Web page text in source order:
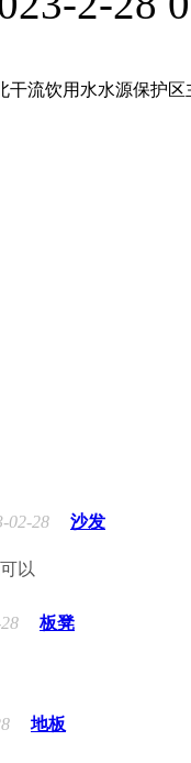
干流饮用水水源保护
02-28 沙发
以
板凳
地板